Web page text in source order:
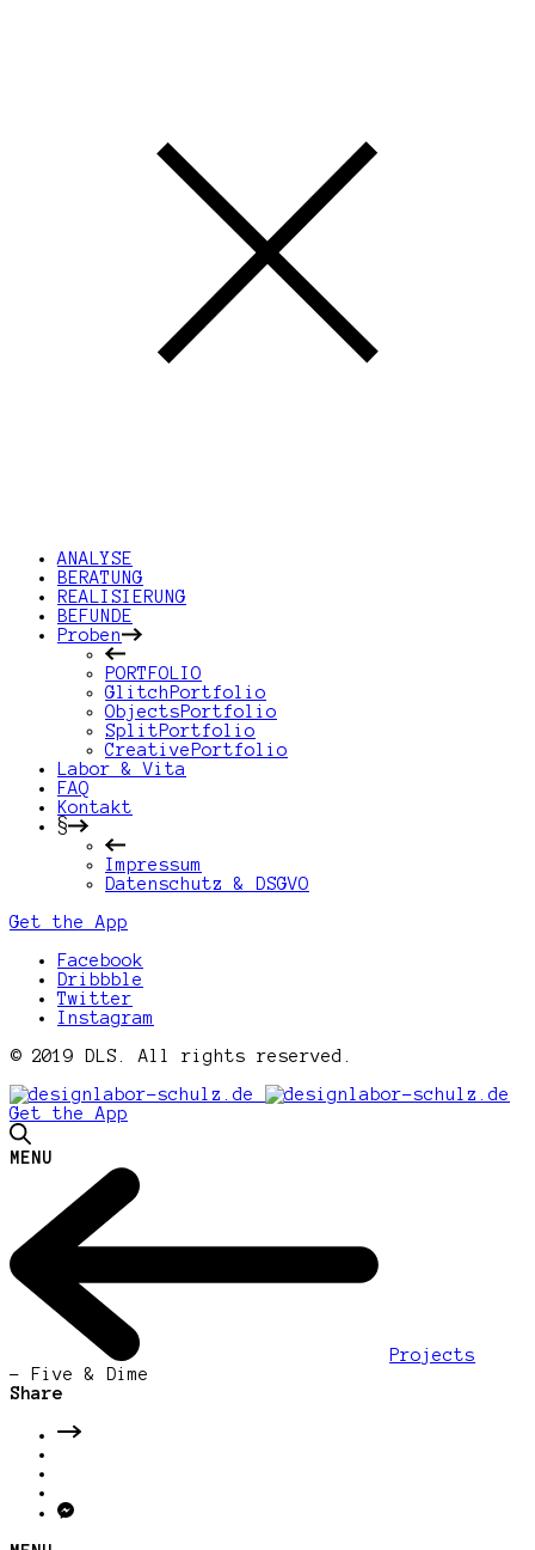
ANALYSE
BERATUNG
REALISIERUNG
BEFUNDE
Proben
PORTFOLIO
GlitchPortfolio
ObjectsPortfolio
SplitPortfolio
CreativePortfolio
Labor & Vita
FAQ
Kontakt
§
Impressum
Datenschutz & DSGVO
Get the App
Facebook
Dribbble
Twitter
Instagram
© 2019 DLS. All rights reserved.
Get the App
MENU
Projects
- Five & Dime
Share